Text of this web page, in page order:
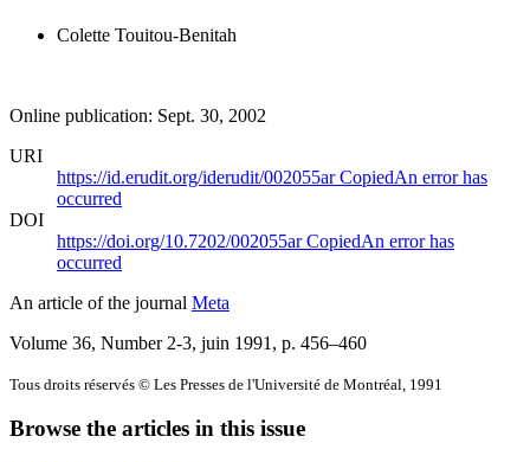
Colette Touitou-Benitah
Online publication: Sept. 30, 2002
URI
https://id.erudit.org/iderudit/002055arCopiedAn error has
occurred
DOI
https://doi.org/10.7202/002055arCopiedAn error has
occurred
An article of the journal Meta
Volume 36, Number 2-3, juin 1991 , p. 456–460
Tous droits réservés © Les Presses de l'Université de Montréal, 1991
Browse the articles in this issue